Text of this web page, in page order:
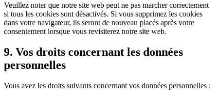
Veuillez noter que notre site web peut ne pas marcher correctement
si tous les cookies sont désactivés. Si vous supprimez les cookies
dans votre navigateur, ils seront de nouveau placés après votre
consentement lorsque vous revisiterez notre site web.
9. Vos droits concernant les données
personnelles
Vous avez les droits suivants concernant vos données personnelles :